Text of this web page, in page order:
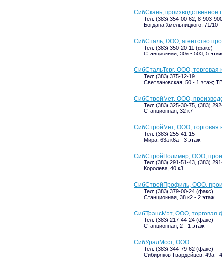
СибСкань,
Тел: (383) 354-00-62, 8-903-
Богдана Хмельницкого, 71/10
СибСталь, ООО, агентство
Тел: (383) 350-20-11 (факс)
Станционная, 30а - 503; 5 этаж
СибСтальТорг, ООО, торговая
Тел: (383) 375-12-19
Светлановская, 50 - 1 этаж;
СибСтройМет, ООО,
Тел: (383) 325-30-75, (383)
Станционная, 32 к7
СибСтройМет, ООО, торговая
Тел: (383) 255-41-15
Мира, 63а к6а - 3 этаж
СибСтройПолимер, ООО,
Тел: (383) 291-51-43, (383)
Королева, 40 к3
СибСтройПрофиль, ООО,
Тел: (383) 379-00-24 (факс)
Станционная, 38 к2 - 2 этаж
СибТрансМет, ООО, торговая
Тел: (383) 217-44-24 (факс)
Станционная, 2 - 1 этаж
СибУралМост, ООО
Тел: (383) 344-79-62 (факс)
Сибиряков-Гвардейцев, 49а -